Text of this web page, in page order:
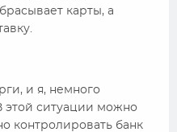
карты, а
и я, немного
этой ситуации можно
контролировать банк